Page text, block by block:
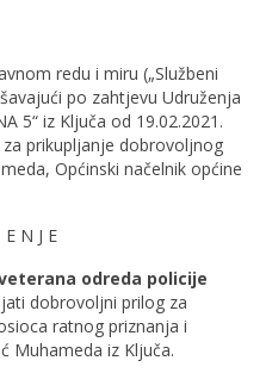
redu i miru („Službeni
po zahtjevu Udruženja
5“ iz Ključa od 19.02.2021.
prikupljanje dobrovoljnog
Općinski načelnik općine
E N J E
odreda policije
dobrovoljni prilog za
ratnog priznanja i
Muhameda iz Ključa.